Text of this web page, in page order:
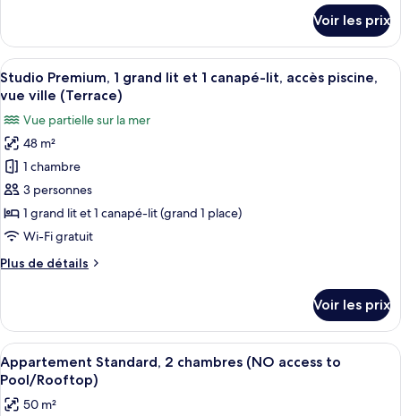
accès
piscine
(Terrace)
le
type
de
chambre
Supérieur,
accès
piscine
(Terrace)
Voir les prix
Afficher
toutes
photos
pour
ce
type
de
chambre :
Premium,
lit
et
1
canapé-
Une chambre d’hôtel moderne
8
Studio Premium, 1 grand lit et 1 canapé-lit, accès piscine,
vue ville (Terrace)
Vue partielle sur la mer
48 m²
1 chambre
3 personnes
1 grand lit et 1 canapé-lit (grand 1 place)
Wi-Fi gratuit
Plus de détails
Plus
le
type
de
chambre
Studio
Premium,
Voir les prix
Afficher
toutes
les
Un appartement moderne
5
Appartement Standard, 2 chambres (NO access to
Pool/Rooftop)
50 m²